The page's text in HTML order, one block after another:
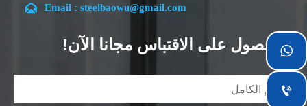
تقع شركتنا في مدينة ووشي، بمقاطعة جيانغسو، والتي تعد
أكبر مركز لمعالجة الصلب في الصين. يتمتع فريقنا بتخصص
في الصناعة لأكثر من 14 عامًا مع خبرة غنية في مختلف
 Email : steelbaowu@gmail.com
الحصول على الاقتباس مجانا الآن!
